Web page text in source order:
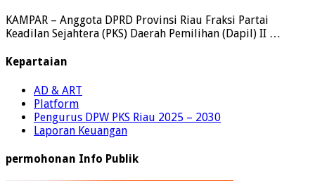
KAMPAR – Anggota DPRD Provinsi Riau Fraksi Partai
Keadilan Sejahtera (PKS) Daerah Pemilihan (Dapil) II …
Kepartaian
AD & ART
Platform
Pengurus DPW PKS Riau 2025 – 2030
Laporan Keuangan
permohonan Info Publik